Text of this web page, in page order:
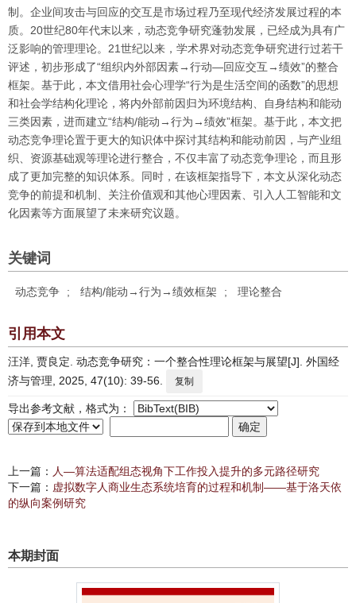
制。企业间攻击与回应的交互是市场过程乃至现代经济发展过程的本
质。20世纪80年代末以来，动态竞争研究蓬勃发展，已经成为具有广
泛影响的管理理论。21世纪以来，学术界对动态竞争研究进行过若干
评述，初步形成了“组织内外部因素→行动—回应交互→绩效”的整合
框架。基于此，本文借用社会心理学“行为是生活空间的函数”的思想
和社会学结构化理论，将内外部前因归为环境结构、自身结构和能动
三类因素，进而建立“结构/能动→行为→绩效”框架。基于此，本文把
动态竞争理论置于更大的知识体中探讨其结构和能动前因，与产业组
织、资源基础观等理论进行整合，不仅丰富了动态竞争理论，而且形
成了更加完整的知识体系。同时，在该框架指导下，本文从深化动态
竞争的前提和机制、关注价值观和其他心理因素、引入人工智能和文
化因素等方面展望了未来研究议题。
关键词
动态竞争 ; 结构/能动→行为→绩效框架 ; 理论整合
引用本文
汪洋, 贾良定. 动态竞争研究：一个整合性理论框架与展望[J]. 外国经
济与管理, 2025, 47(10): 39-56.
复制
导出参考文献，格式为：
上一篇： 人—算法适配组态视角下工作投入提升的多元路径研究
下一篇： 虚拟数字人商业生态系统培育的过程和机制——基于洛天依
的纵向案例研究
本期封面